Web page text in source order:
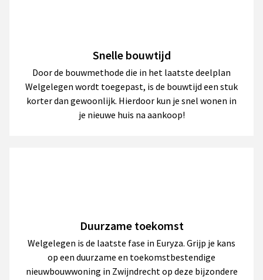
Snelle bouwtijd
Door de bouwmethode die in het laatste deelplan
Welgelegen wordt toegepast, is de bouwtijd een stuk
korter dan gewoonlijk. Hierdoor kun je snel wonen in
je nieuwe huis na aankoop!
Duurzame toekomst
Welgelegen is de laatste fase in Euryza. Grijp je kans
op een duurzame en toekomstbestendige
nieuwbouwwoning in Zwijndrecht op deze bijzondere